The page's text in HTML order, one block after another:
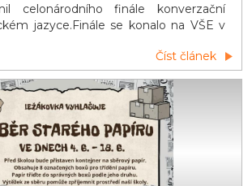
celonárodního finále konverzační
jazyce.Finále se konalo na VŠE v
si poradil skvěle se svým tématem
druhé místo. Patří mu obrovské
našeho okresu, regionu a hlavně
Číst článek